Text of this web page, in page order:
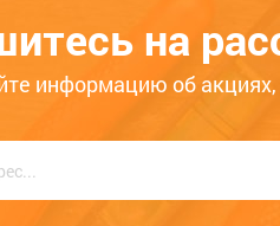
на
информацию об